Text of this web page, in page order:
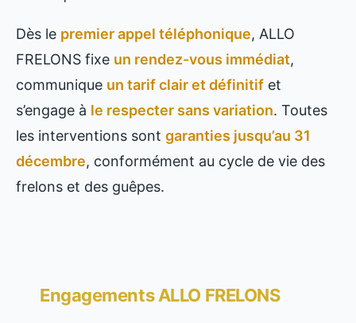
Dès le premier appel téléphonique, ALLO
FRELONS fixe un rendez-vous immédiat,
communique un tarif clair et définitif et
s’engage à le respecter sans variation. Toutes
les interventions sont garanties jusqu’au 31
décembre, conformément au cycle de vie des
frelons et des guêpes.
Engagements ALLO FRELONS